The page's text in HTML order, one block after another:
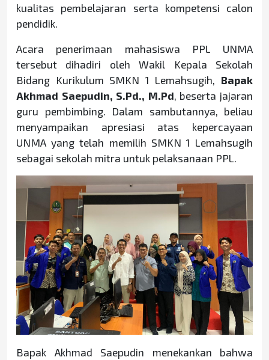
kualitas pembelajaran serta kompetensi calon
pendidik.
Acara penerimaan mahasiswa PPL UNMA
tersebut dihadiri oleh Wakil Kepala Sekolah
Bidang Kurikulum SMKN 1 Lemahsugih, Bapak
Akhmad Saepudin, S.Pd., M.Pd, beserta jajaran
guru pembimbing. Dalam sambutannya, beliau
menyampaikan apresiasi atas kepercayaan
UNMA yang telah memilih SMKN 1 Lemahsugih
sebagai sekolah mitra untuk pelaksanaan PPL.
Bapak Akhmad Saepudin menekankan bahwa